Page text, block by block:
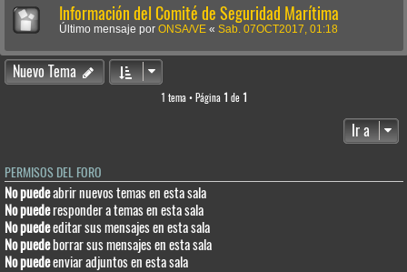
Información del Comité de Seguridad Marítima
Último mensaje por ONSA/VE « Sab. 07OCT2017, 01:18
Nuevo Tema
1 tema • Página 1 de 1
Ir a
PERMISOS DEL FORO
No puedeabrir nuevos temas en esta sala
No puederesponder a temas en esta sala
No puedeeditar sus mensajes en esta sala
No puedeborrar sus mensajes en esta sala
No puedeenviar adjuntos en esta sala